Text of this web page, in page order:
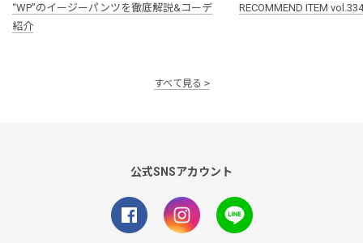
“WP”のイージーパンツを徹底解説&コーデ
紹介
RECOMMEND ITEM vol.334
すべて見る
公式SNSアカウント